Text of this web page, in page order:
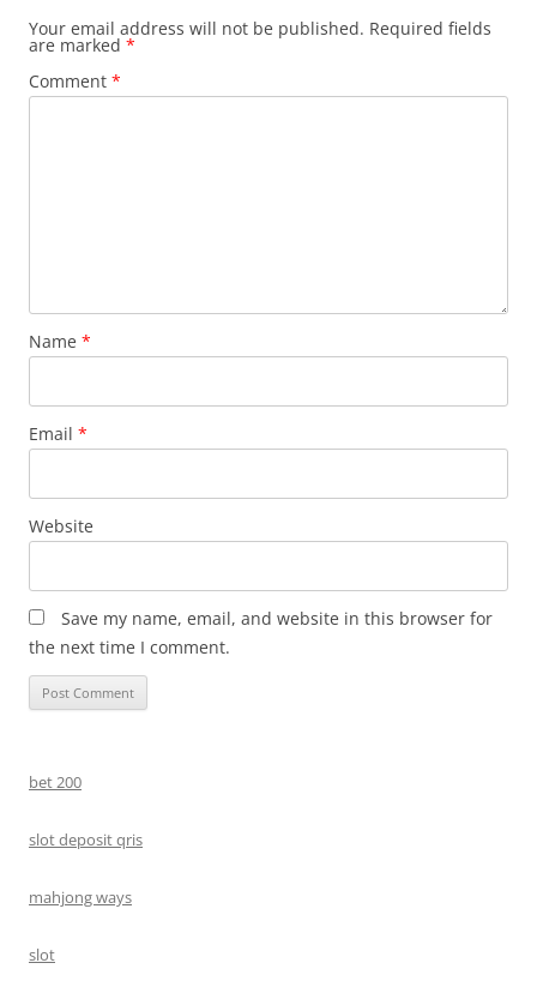
Your email address will not be published. Required fields
are marked *
Comment *
Name *
Email *
Website
Save my name, email, and website in this browser for
the next time I comment.
bet 200
slot deposit qris
mahjong ways
slot